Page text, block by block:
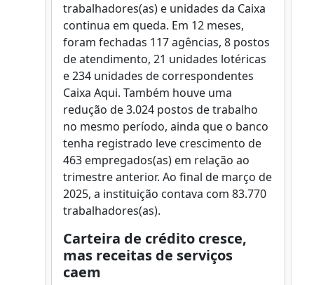
trabalhadores(as) e unidades da Caixa
continua em queda. Em 12 meses,
foram fechadas 117 agências, 8 postos
de atendimento, 21 unidades lotéricas
e 234 unidades de correspondentes
Caixa Aqui. Também houve uma
redução de 3.024 postos de trabalho
no mesmo período, ainda que o banco
tenha registrado leve crescimento de
463 empregados(as) em relação ao
trimestre anterior. Ao final de março de
2025, a instituição contava com 83.770
trabalhadores(as).
Carteira de crédito cresce,
mas receitas de serviços
caem